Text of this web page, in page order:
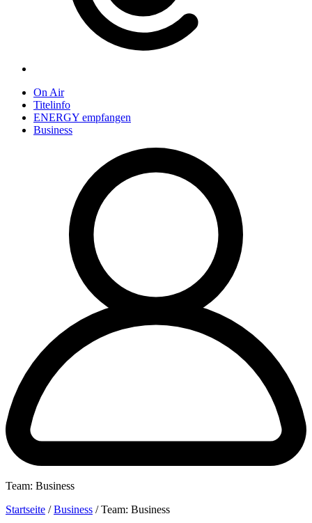
On Air
Titelinfo
ENERGY empfangen
Business
Team: Business
Startseite /Business /Team: Business